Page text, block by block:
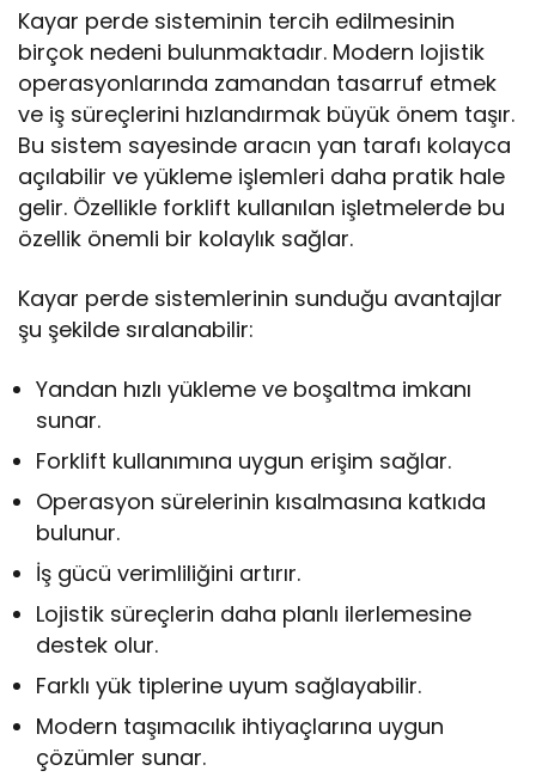
Kayar perde sisteminin tercih edilmesinin
birçok nedeni bulunmaktadır. Modern lojistik
operasyonlarında zamandan tasarruf etmek
ve iş süreçlerini hızlandırmak büyük önem taşır.
Bu sistem sayesinde aracın yan tarafı kolayca
açılabilir ve yükleme işlemleri daha pratik hale
gelir. Özellikle forklift kullanılan işletmelerde bu
özellik önemli bir kolaylık sağlar.
Kayar perde sistemlerinin sunduğu avantajlar
şu şekilde sıralanabilir:
Yandan hızlı yükleme ve boşaltma imkanı
sunar.
Forklift kullanımına uygun erişim sağlar.
Operasyon sürelerinin kısalmasına katkıda
bulunur.
İş gücü verimliliğini artırır.
Lojistik süreçlerin daha planlı ilerlemesine
destek olur.
Farklı yük tiplerine uyum sağlayabilir.
Modern taşımacılık ihtiyaçlarına uygun
çözümler sunar.